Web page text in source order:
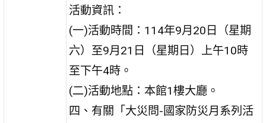
活動資訊：
(一)活動時間：114年9月20日（星期
六）至9月21日（星期日）上午10時
至下午4時。
(二)活動地點：本館1樓大廳。
四、有關「大災問-國家防災月系列活